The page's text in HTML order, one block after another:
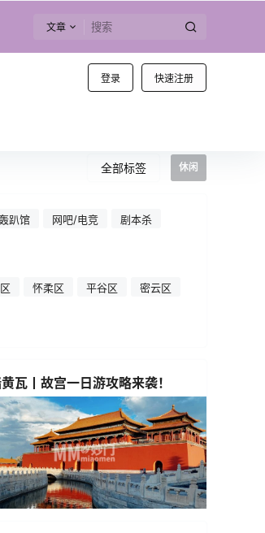
文章
登录 快速注册
全部标签 休闲
趴馆 网吧/电竞 剧本杀
怀柔区 平谷区 密云区
瓦丨故宫一日游攻略来袭！